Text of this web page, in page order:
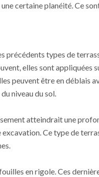
certaine planéité. Ce
précédents types de
elles sont appliquées
peuvent être en déblais
niveau du sol.
atteindrait une
excavation. Ce type de
en rigole. Ces